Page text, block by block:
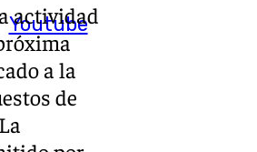
Youtube
actividad
a la
de